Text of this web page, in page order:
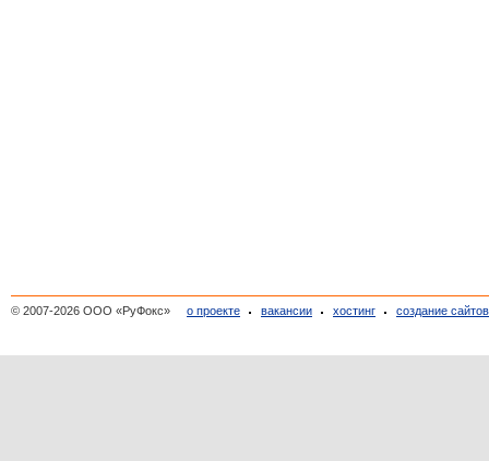
© 2007-2026 ООО «РуФокс» о проекте вакансии хостинг создание сайтов